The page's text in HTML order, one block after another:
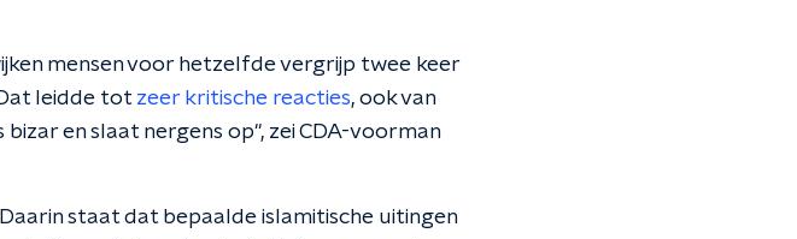
mensen voor hetzelfde vergrijp twee keer
leidde tot zeer kritische reacties, ook van
en slaat nergens op", zei CDA-voorman
staat dat bepaalde islamitische uitingen